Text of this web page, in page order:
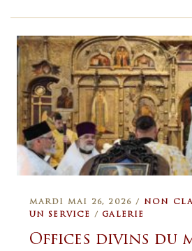
MARDI MAI 26, 2026 / NON
UN SERVICE
/ GALERIE
Offices divins du